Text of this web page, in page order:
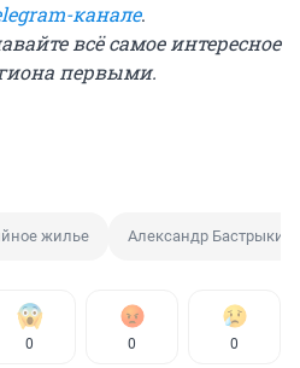
канале.
всё самое интересное
первыми.
жилье Александр Бастрыкин
0 0 0